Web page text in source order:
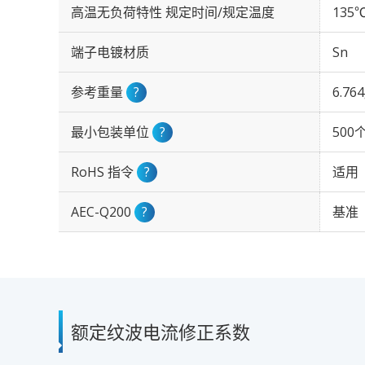
高温无负荷特性 规定时间/规定温度
端子电镀材质 Sn
参考重量 ?
最小包装单位 ? 500
RoHS 指令 ? 适用
AEC-Q200 ? 基准
额定纹波电流修正系数